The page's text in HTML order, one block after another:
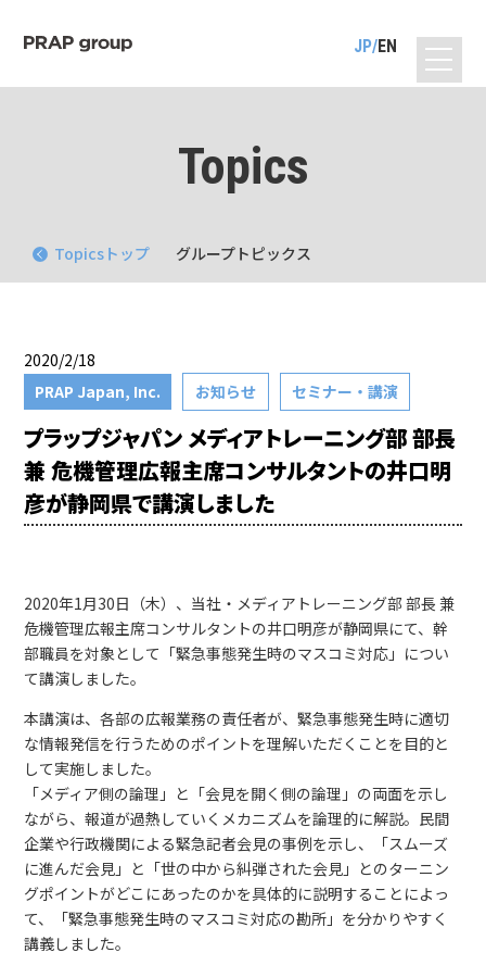
JP EN
Topics
グループトピックス
Topicsトップ
2020/2/18
PRAP Japan, Inc.
お知らせ セミナー・講演
プラップジャパン メディアトレーニング部 部長
兼 危機管理広報主席コンサルタントの井口明
彦が静岡県で講演しました
2020年1月30日（木）、当社・メディアトレーニング部 部長 兼
危機管理広報主席コンサルタントの井口明彦が静岡県にて、幹
部職員を対象として「緊急事態発生時のマスコミ対応」につい
て講演しました。
本講演は、各部の広報業務の責任者が、緊急事態発生時に適切
な情報発信を行うためのポイントを理解いただくことを目的と
して実施しました。
「メディア側の論理」と「会見を開く側の論理」の両面を示し
ながら、報道が過熱していくメカニズムを論理的に解説。民間
企業や行政機関による緊急記者会見の事例を示し、「スムーズ
に進んだ会見」と「世の中から糾弾された会見」とのターニン
グポイントがどこにあったのかを具体的に説明することによっ
て、「緊急事態発生時のマスコミ対応の勘所」を分かりやすく
講義しました。